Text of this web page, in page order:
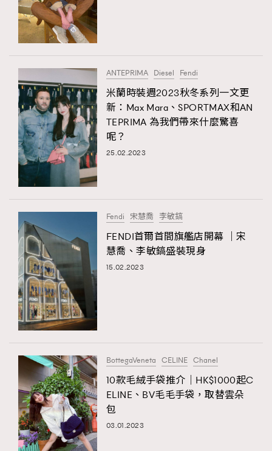
ANTEPRIMA Diesel Fendi
米蘭時裝週2023秋冬系列一文更
新：Max Mara、SPORTMAX和AN
TEPRIMA 為我們帶來什麼驚喜
呢？
25.02.2023
Fendi 宋慧喬 李敏鎬
FENDI首爾首間旗艦店開幕 ｜宋
慧喬、李敏鎬盛裝現身
15.02.2023
BottegaVeneta CELINE Chanel
10款毛絨手袋推介｜HK$1000起C
ELINE、BV毛毛手袋，取替雲朵
包
03.01.2023